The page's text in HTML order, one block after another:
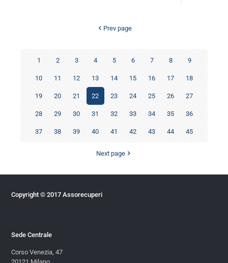
Prev page
1 2 3 4 5 6 7 8 9
10 11 12 13 14 15 16 17 18
19 20 21 22 23 24 25 26 27
28 29 30 31 32 33 34 35 36
37 38 39 40 41 42 43 44 45
Next page
Copyright © 2017 Assorecuperi
Sede Centrale
Corso Venezia, 47